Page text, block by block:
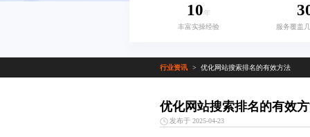
10年
丰富实操经验
服务覆盖
行业资讯 > 优化网站搜索排名的有效方法
优化网站搜索排名的有效
发布于 2025-04-23